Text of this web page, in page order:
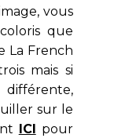
vous
que
La French
mais si
sur le
ICI
pour